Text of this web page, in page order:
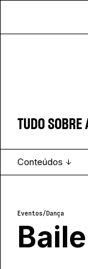
TUDO
Conteúdos
Eventos/Dança